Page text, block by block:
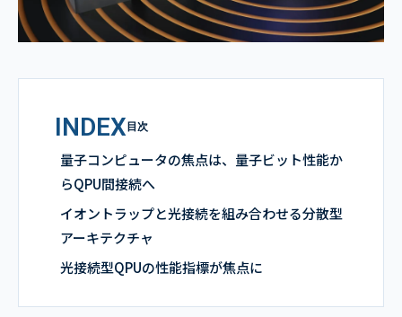
INDEX 目次
量子コンピュータの焦点は、量子ビット性能か
らQPU間接続へ
イオントラップと光接続を組み合わせる分散型
アーキテクチャ
光接続型QPUの性能指標が焦点に